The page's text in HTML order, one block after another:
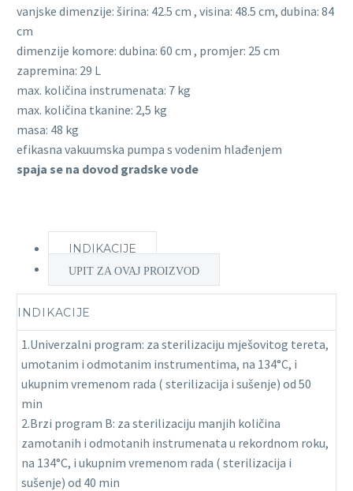
vanjske dimenzije: širina: 42.5 cm , visina: 48.5 cm, dubina: 84
cm
dimenzije komore: dubina: 60 cm , promjer: 25 cm
zapremina: 29 L
max. količina instrumenata: 7 kg
max. količina tkanine: 2,5 kg
masa: 48 kg
efikasna vakuumska pumpa s vodenim hlađenjem
spaja se na dovod gradske vode
INDIKACIJE
UPIT ZA OVAJ PROIZVOD
INDIKACIJE
1.Univerzalni program: za sterilizaciju mješovitog tereta,
umotanim i odmotanim instrumentima, na 134°C, i
ukupnim vremenom rada ( sterilizacija i sušenje) od 50
min
2.Brzi program B: za sterilizaciju manjih količina
zamotanih i odmotanih instrumenata u rekordnom roku,
na 134°C, i ukupnim vremenom rada ( sterilizacija i
sušenje) od 40 min